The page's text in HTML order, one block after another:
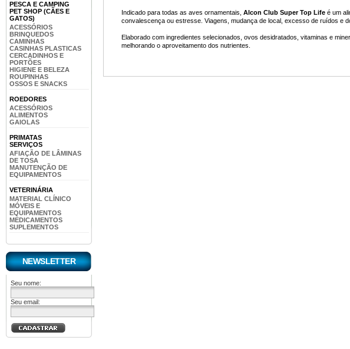
PESCA E CAMPING
PET SHOP (CÃES E
GATOS)
ACESSÓRIOS
BRINQUEDOS
CAMINHAS
CASINHAS PLASTICAS
CERCADINHOS E
PORTÕES
HIGIENE E BELEZA
ROUPINHAS
OSSOS E SNACKS
ROEDORES
ACESSÓRIOS
ALIMENTOS
GAIOLAS
PRIMATAS
SERVIÇOS
AFIAÇÃO DE LÂMINAS
DE TOSA
MANUTENÇÃO DE
EQUIPAMENTOS
VETERINÁRIA
MATERIAL CLÍNICO
MÓVEIS E
EQUIPAMENTOS
MEDICAMENTOS
SUPLEMENTOS
NEWSLETTER
Seu nome:
Seu email:
Indicado para todas as aves ornamentais, Alcon Club Super Top Life é um
convalescença ou estresse. Viagens, mudança de local, excesso de ruídos e
Elaborado com ingredientes selecionados, ovos desidratados, vitaminas e
melhorando o aproveitamento dos nutrientes.